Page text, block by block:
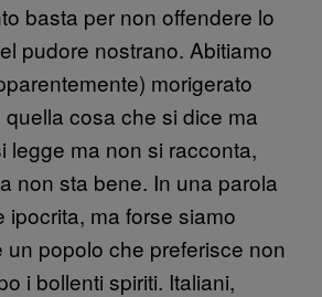
basta per non offendere lo
pudore nostrano. Abitiamo
morigerato
cosa che si dice ma
legge ma non si racconta,
non sta bene. In una parola
ipocrita, ma forse siamo
un popolo che preferisce non
i bollenti spiriti. Italiani,